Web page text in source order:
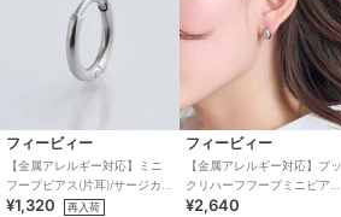
フィービィー
【金属アレルギー対応】ミニ
フープピアス(片耳)/サージカル
ステンレス シルバー
¥1,320 再入荷
フィービィー
【金属アレルギー対応】プッ
クリハーフフープミニピア
ス シルバー/サージカルステ
¥2,640